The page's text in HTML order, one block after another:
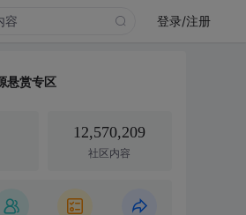
登录/注册
悬赏专区
12,570,209
社区内容